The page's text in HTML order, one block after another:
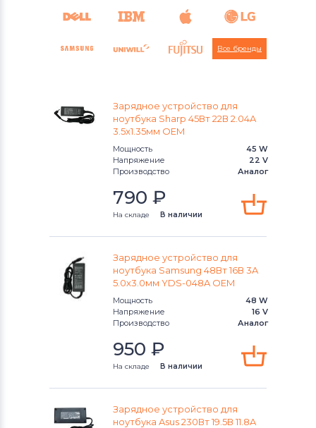
Все бренды
iRu
Asus Irbis
Зарядное устройство для
ноутбука Sharp 45Вт 22В 2.04A
3.5x1.35мм ОЕМ
Мощность
45 W
Напряжение
22 V
Производство
Аналог
790 ₽
На складе В наличии
Зарядное устройство для
ноутбука Samsung 48Вт 16В 3A
5.0x3.0мм YDS-048A ОЕМ
Мощность
48 W
Напряжение
16 V
Производство
Аналог
950 ₽
На складе В наличии
Зарядное устройство для
ноутбука Asus 230Вт 19.5В 11.8A